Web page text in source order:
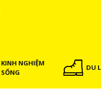
KINH NGHIỆM
SỐNG
DU